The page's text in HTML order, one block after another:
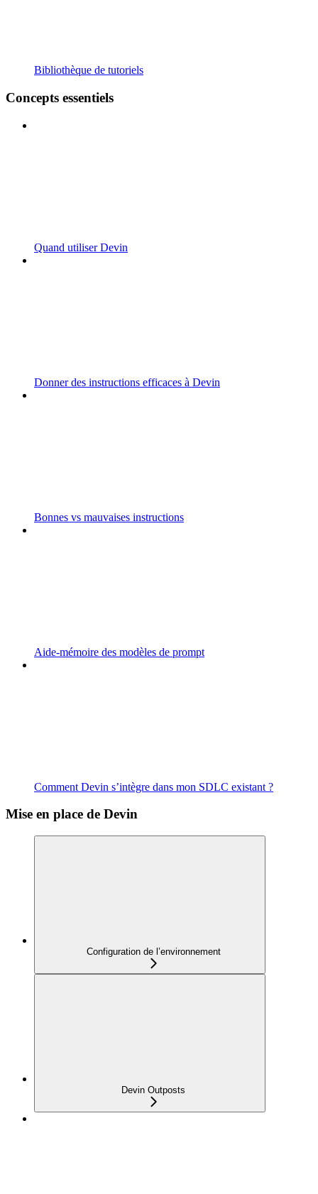
Bibliothèque de tutoriels
Concepts essentiels
Quand utiliser Devin
Donner des instructions efficaces à Devin
Bonnes vs mauvaises instructions
Aide-mémoire des modèles de prompt
Comment Devin s’intègre dans mon SDLC existant ?
Mise en place de Devin
Configuration de l’environnement
Devin Outposts